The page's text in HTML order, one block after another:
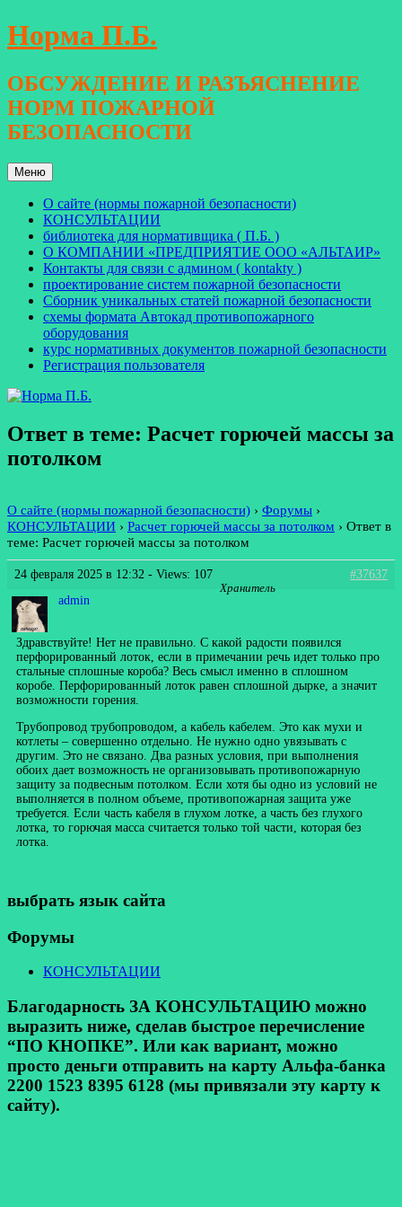
Перейти
к
Норма П.Б.
ОБСУЖДЕНИЕ И РАЗЪЯСНЕНИЕ
НОРМ ПОЖАРНОЙ
БЕЗОПАСНОСТИ
Меню
О сайте (нормы пожарной безопасности)
КОНСУЛЬТАЦИИ
библиотека для нормативщика ( П.Б. )
О КОМПАНИИ «ПРЕДПРИЯТИЕ ООО «АЛЬТАИР»
Контакты для связи с админом ( kontakty )
проектирование систем пожарной безопасности
Сборник уникальных статей пожарной безопасности
схемы формата Автокад противопожарного
оборудования
курс нормативных документов пожарной безопасности
Регистрация пользователя
Ответ в теме: Расчет горючей массы за
потолком
О сайте (нормы пожарной безопасности) › Форумы ›
КОНСУЛЬТАЦИИ › Расчет горючей массы за потолком › Ответ в
теме: Расчет горючей массы за потолком
24 февраля 2025 в 12:32 - Views: 107
#37637
admin
Хранитель
Здравствуйте! Нет не правильно. С какой радости появился
перфорированный лоток, если в примечании речь идет только про
стальные сплошные короба? Весь смысл именно в сплошном
коробе. Перфорированный лоток равен сплошной дырке, а значит
возможности горения.
Трубопровод трубопроводом, а кабель кабелем. Это как мухи и
котлеты – совершенно отдельно. Не нужно одно увязывать с
другим. Это не связано. Два разных условия, при выполнения
обоих дает возможность не организовывать противопожарную
защиту за подвесным потолком. Если хотя бы одно из условий не
выполняется в полном объеме, противопожарная защита уже
требуется. Если часть кабеля в глухом лотке, а часть без глухого
лотка, то горючая масса считается только той части, которая без
лотка.
выбрать язык сайта
Форумы
КОНСУЛЬТАЦИИ
Благодарность ЗА КОНСУЛЬТАЦИЮ можно
выразить ниже, сделав быстрое перечисление
“ПО КНОПКЕ”. Или как вариант, можно
просто деньги отправить на карту Альфа-банка
2200 1523 8395 6128 (мы привязали эту карту к
сайту).